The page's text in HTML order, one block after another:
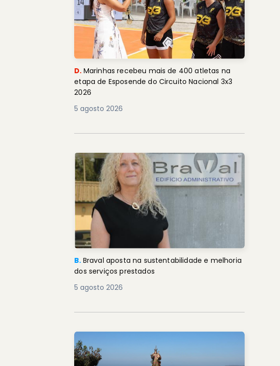
D. Marinhas recebeu mais de 400 atletas na
etapa de Esposende do Circuito Nacional 3x3
2026
5 agosto 2026
B. Braval aposta na sustentabilidade e melhoria
dos serviços prestados
5 agosto 2026